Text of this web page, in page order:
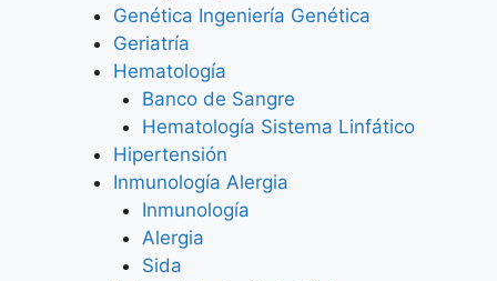
Genética Ingeniería Genética
Geriatría
Hematología
Banco de Sangre
Hematología Sistema Linfático
Hipertensión
Inmunología Alergia
Inmunología
Alergia
Sida